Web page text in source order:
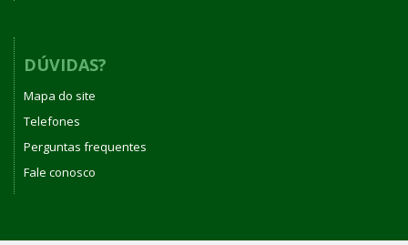
DÚVIDAS?
Mapa do site
Telefones
Perguntas frequentes
Fale conosco